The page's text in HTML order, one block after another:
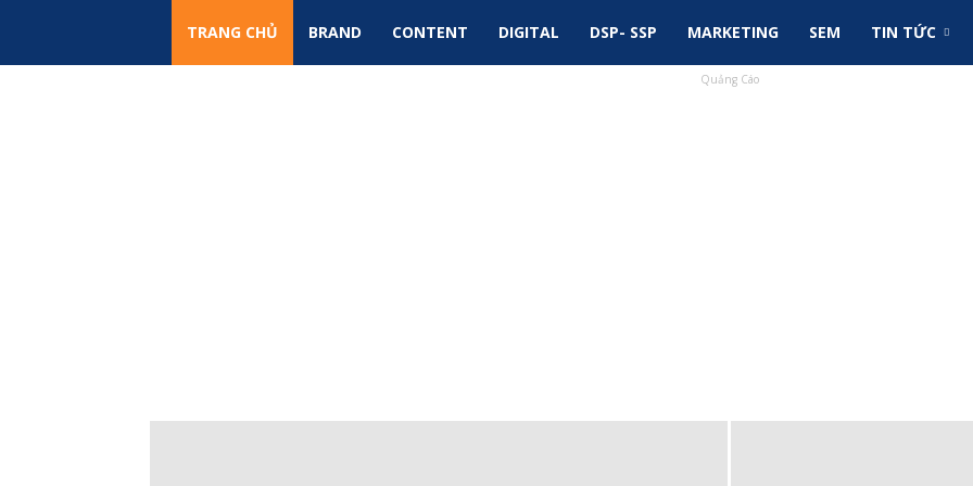
SkyTRANG CHỦ BRAND CONTENT DIGITAL DSP- SSP MARKETING SEM TIN TỨC
Quảng Cáo